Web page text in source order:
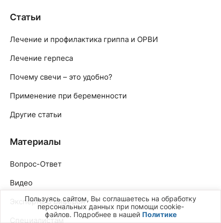
Пользуясь сайтом, Вы соглашаетесь на обработку
персональных данных при помощи cookie-
файлов. Подробнее в нашей Политике
Статьи
Лечение и профилактика гриппа и ОРВИ
Лечение герпеса
Почему свечи – это удобно?
Применение при беременности
Другие статьи
Материалы
Вопрос-Ответ
Видео
Эксперты о Виферон
Специалистам